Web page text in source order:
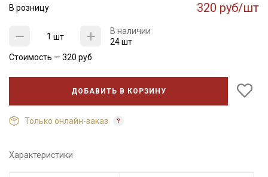
В розницу 320 руб/шт
шт
В наличии
24 шт
Стоимость — 320 руб
ДОБАВИТЬ В КОРЗИНУ
Только онлайн-заказ
Характеристики